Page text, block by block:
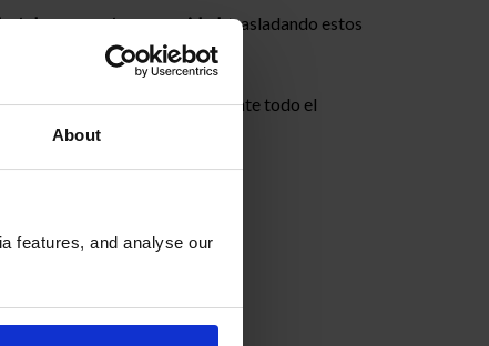
About
features, and analyse our
nuestra comunidad, trasladando estos
central del aprendizajedurante todo el